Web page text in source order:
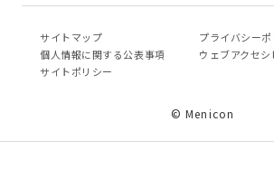
サイトマップ
プライバシー
個⼈情報に関する公表事項
ウェブアクセ
サイトポリシー
© Menicon